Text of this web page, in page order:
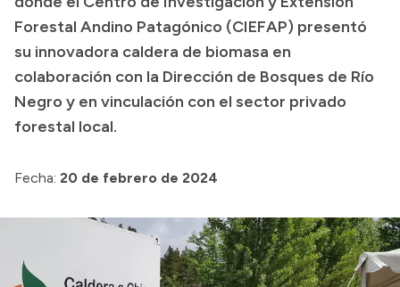
Compras y licitaciones
Consulta de expedientes
Consulta de pago a proveedores
Convocatorias
Login
Forestal Andino Patagónico (CIEFAP) presentó
su innovadora caldera de biomasa en
colaboración con la Dirección de Bosques de Río
Negro y en vinculación con el sector privado
forestal local.
Fecha: 20 de febrero de 2024